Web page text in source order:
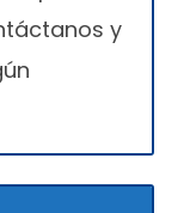
y